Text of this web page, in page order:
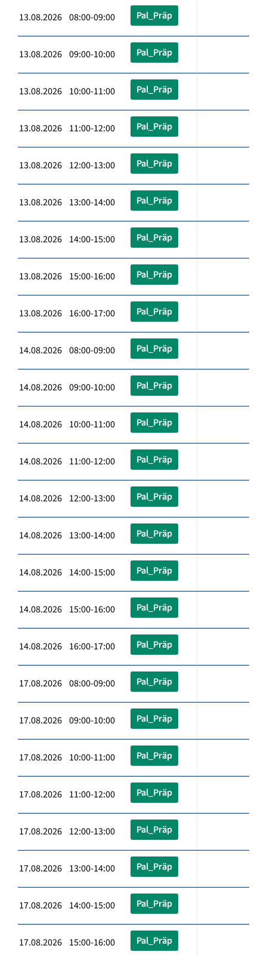
13.08.2026 08:00-09:00 Pal_Präp
13.08.2026 09:00-10:00 Pal_Präp
13.08.2026 10:00-11:00 Pal_Präp
13.08.2026 11:00-12:00 Pal_Präp
13.08.2026 12:00-13:00 Pal_Präp
13.08.2026 13:00-14:00 Pal_Präp
13.08.2026 14:00-15:00 Pal_Präp
13.08.2026 15:00-16:00 Pal_Präp
13.08.2026 16:00-17:00 Pal_Präp
14.08.2026 08:00-09:00 Pal_Präp
14.08.2026 09:00-10:00 Pal_Präp
14.08.2026 10:00-11:00 Pal_Präp
14.08.2026 11:00-12:00 Pal_Präp
14.08.2026 12:00-13:00 Pal_Präp
14.08.2026 13:00-14:00 Pal_Präp
14.08.2026 14:00-15:00 Pal_Präp
14.08.2026 15:00-16:00 Pal_Präp
14.08.2026 16:00-17:00 Pal_Präp
17.08.2026 08:00-09:00 Pal_Präp
17.08.2026 09:00-10:00 Pal_Präp
17.08.2026 10:00-11:00 Pal_Präp
17.08.2026 11:00-12:00 Pal_Präp
17.08.2026 12:00-13:00 Pal_Präp
17.08.2026 13:00-14:00 Pal_Präp
17.08.2026 14:00-15:00 Pal_Präp
17.08.2026 15:00-16:00 Pal_Präp